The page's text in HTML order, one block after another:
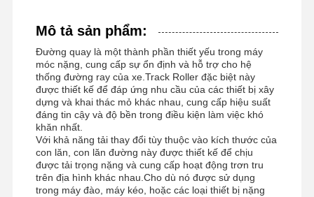
Mô tả sản phẩm:
Đường quay là một thành phần thiết yếu trong máy
móc nặng, cung cấp sự ổn định và hỗ trợ cho hệ
thống đường ray của xe.Track Roller đặc biệt này
được thiết kế để đáp ứng nhu cầu của các thiết bị xây
dựng và khai thác mỏ khác nhau, cung cấp hiệu suất
đáng tin cậy và độ bền trong điều kiện làm việc khó
khăn nhất.
Với khả năng tải thay đổi tùy thuộc vào kích thước của
con lăn, con lăn đường này được thiết kế để chịu
được tải trọng nặng và cung cấp hoạt động trơn tru
trên địa hình khác nhau.Cho dù nó được sử dụng
trong máy đào, máy kéo, hoặc các loại thiết bị nặng